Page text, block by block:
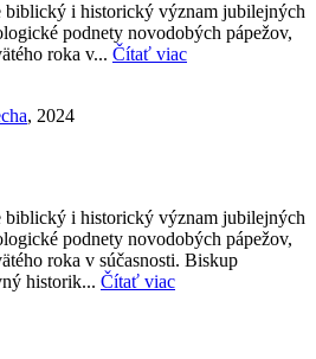
biblický i historický význam jubilejných
podnety novodobých pápežov,
roka v... Čítať viac
, 2024
biblický i historický význam jubilejných
podnety novodobých pápežov,
roka v súčasnosti. Biskup
historik... Čítať viac